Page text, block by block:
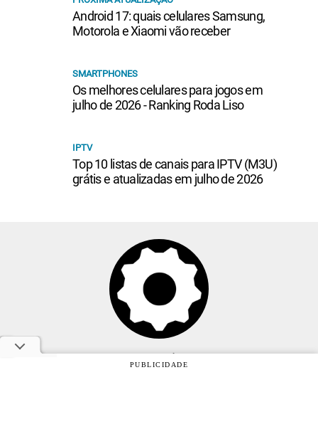
Android 17: quais celulares Samsung,
Motorola e Xiaomi vão receber
SMARTPHONES
Os melhores celulares para jogos em
julho de 2026 - Ranking Roda Liso
IPTV
Top 10 listas de canais para IPTV (M3U)
grátis e atualizadas em julho de 2026
Anuncie
PUBLICIDADE